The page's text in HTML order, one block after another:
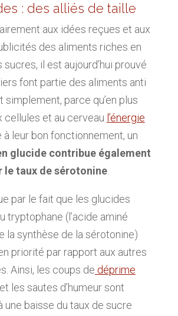
: des alliés de taille
aux idées reçues et aux
des aliments riches en
il est aujourd’hui prouvé
font partie des aliments anti
simplement, parce qu’en plus
cellules et au cerveau l’énergie
à leur bon fonctionnement, un
glucide contribue également
le taux de sérotonine.
par le fait que les glucides
tryptophane (l’acide aminé
la synthèse de la sérotonine)
priorité par rapport aux autres
Ainsi, les coups de déprime
et les sautes d’humeur sont
une baisse du taux de sucre